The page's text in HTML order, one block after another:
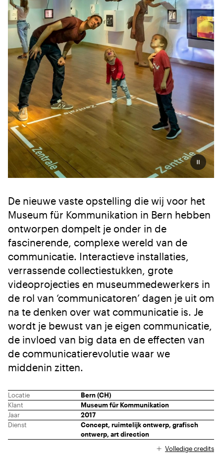
Pauzeer
De nieuwe vaste opstelling die wij voor het
Museum für Kommunikation in Bern hebben
ontworpen dompelt je onder in de
fascinerende, complexe wereld van de
communicatie. Interactieve installaties,
verrassende collectiestukken, grote
videoprojecties en museummedewerkers in
de rol van ‘communicatoren’ dagen je uit om
na te denken over wat communicatie is. Je
wordt je bewust van je eigen communicatie,
de invloed van big data en de effecten van
de communicatierevolutie waar we
middenin zitten.
Locatie
Bern (CH)
Klant
Museum für Kommunikation
Jaar
2017
Dienst
Concept, ruimtelijk ontwerp, grafisch
ontwerp, art direction
Volledige credits